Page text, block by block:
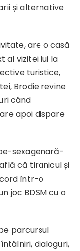
și alternative
are o casă
al vizitei lui la
turistice,
Brodie revine
când
apoi dispare
sexagenară-
că tiranicul și
într-o
joc BDSM cu o
parcursul
dialoguri,